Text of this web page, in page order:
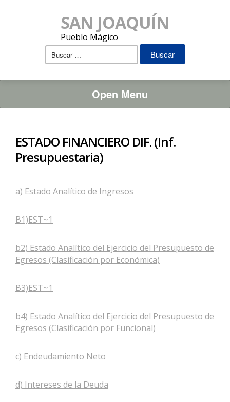
SAN JOAQUÍN
Pueblo Mágico
Buscar:
Open Menu
ESTADO FINANCIERO DIF. (Inf.
Presupuestaria)
a) Estado Analítico de Ingresos
B1)EST~1
b2) Estado Analítico del Ejercicio del Presupuesto de
Egresos (Clasificación por Económica)
B3)EST~1
b4) Estado Analítico del Ejercicio del Presupuesto de
Egresos (Clasificación por Funcional)
c) Endeudamiento Neto
d) Intereses de la Deuda